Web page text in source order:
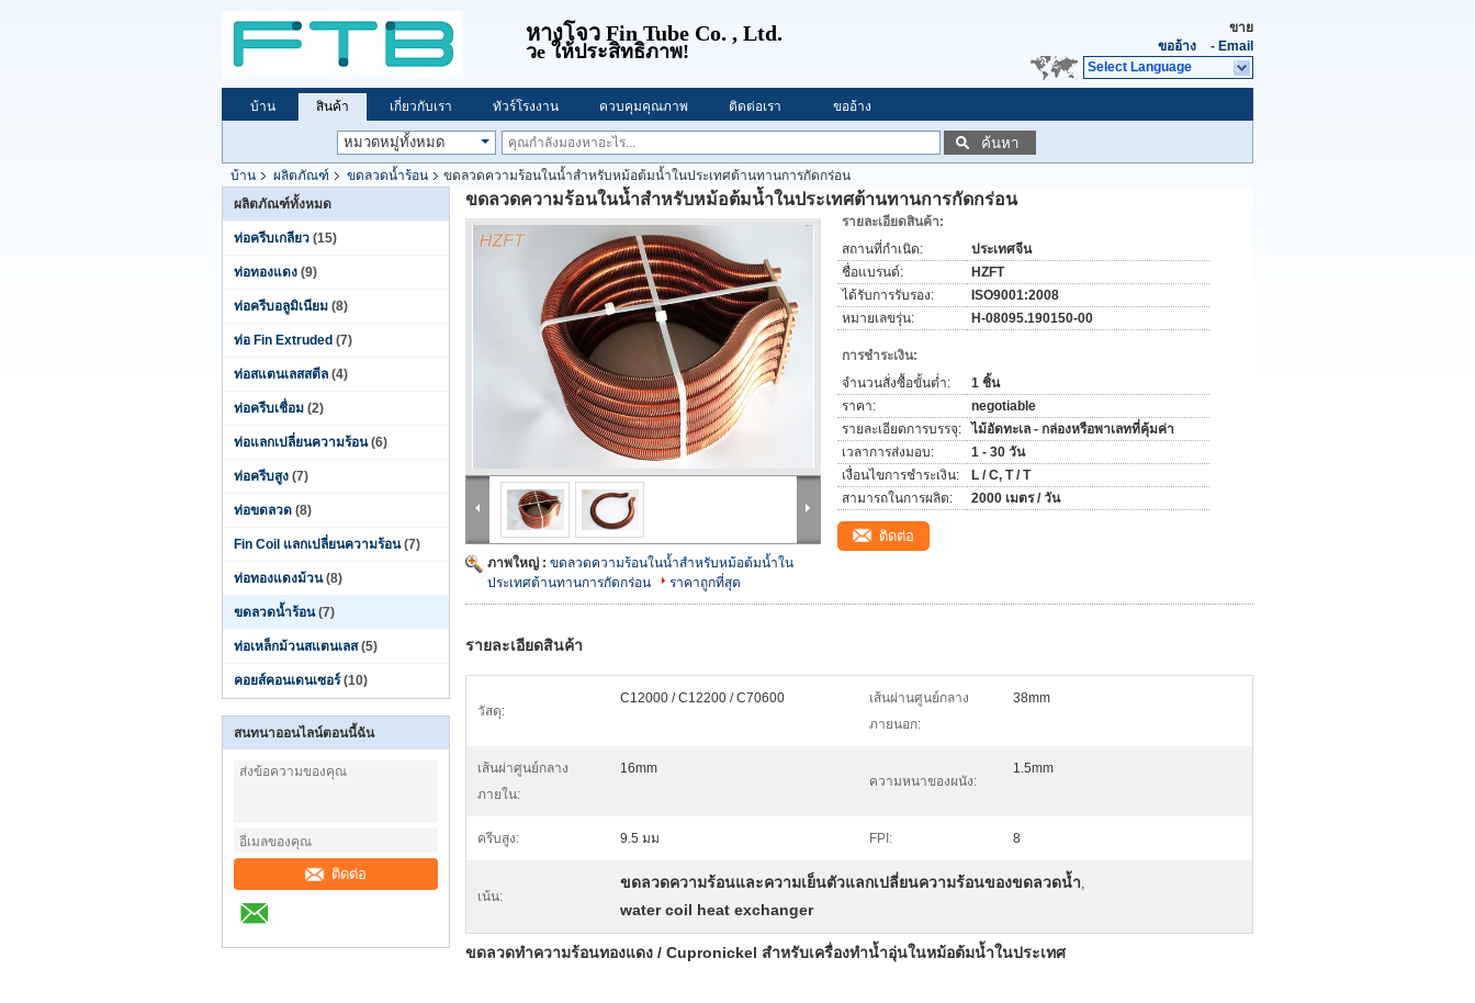
หางโจว Fin Tube Co. , Ltd.
วe ให้ประสิทธิภาพ!
ขาย
ขออ้าง
- Email
Select Language
บ้าน สินค้า เกี่ยวกับเรา ทัวร์โรงงาน ควบคุมคุณภาพ ติดต่อเรา ขออ้าง
ค้นหา
บ้าน ผลิตภัณฑ์ ขดลวดน้ำร้อน
ขดลวดความร้อนในน้ำสำหรับหม้อต้มน้ำในประเทศต้านทานการกัดกร่อน
ผลิตภัณฑ์ทั้งหมด
ท่อครีบเกลียว (15)
ท่อทองแดง (9)
ท่อครีบอลูมิเนียม (8)
ท่อ Fin Extruded (7)
ท่อสแตนเลสสตีล (4)
ท่อครีบเชื่อม (2)
ท่อแลกเปลี่ยนความร้อน (6)
ท่อครีบสูง (7)
ท่อขดลวด (8)
Fin Coil แลกเปลี่ยนความร้อน (7)
ท่อทองแดงม้วน (8)
ขดลวดน้ำร้อน (7)
ท่อเหล็กม้วนสแตนเลส (5)
คอยส์คอนเดนเซอร์ (10)
สนทนาออนไลน์ตอนนี้ฉัน
ติดต่อ
ขดลวดความร้อนในน้ำสำหรับหม้อต้มน้ำในประเทศต้านทานการกัดกร่อน
ภาพใหญ่ : ขดลวดความร้อนในน้ำสำหรับหม้อต้มน้ำใน
ประเทศต้านทานการกัดกร่อน
ราคาถูกที่สุด
รายละเอียดสินค้า:
สถานที่กำเนิด:
ประเทศจีน
ชื่อแบรนด์:
HZFT
ได้รับการรับรอง:
ISO9001:2008
หมายเลขรุ่น:
H-08095.190150-00
การชำระเงิน:
จำนวนสั่งซื้อขั้นต่ำ:
1 ชิ้น
ราคา:
negotiable
รายละเอียดการบรรจุ:
ไม้อัดทะเล - กล่องหรือพาเลทที่คุ้มค่า
เวลาการส่งมอบ:
1 - 30 วัน
เงื่อนไขการชำระเงิน:
L / C, T / T
สามารถในการผลิต:
2000 เมตร / วัน
ติดต่อ
รายละเอียดสินค้า
วัสดุ:
C12000 / C12200 / C70600
เส้นผ่านศูนย์กลาง
ภายนอก:
38mm
เส้นผ่าศูนย์กลาง
ภายใน:
16mm
ความหนาของผนัง:
1.5mm
ครีบสูง: 9.5 มม FPI: 8
เน้น:
ขดลวดความร้อนและความเย็นตัวแลกเปลี่ยนความร้อนของขดลวดน้ำ,
water coil heat exchanger
ขดลวดทำความร้อนทองแดง / Cupronickel สำหรับเครื่องทำน้ำอุ่นในหม้อต้มน้ำในประเทศ